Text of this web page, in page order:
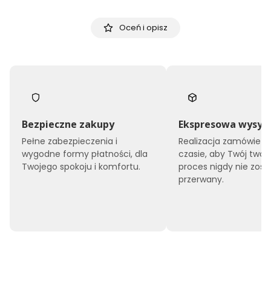
Oceń i opisz
Bezpieczne zakupy
Pełne zabezpieczenia i
wygodne formy płatności, dla
Twojego spokoju i komfortu.
Ekspresowa
Realizacja zamówień
czasie, aby Twój
proces nigdy nie
przerwany.